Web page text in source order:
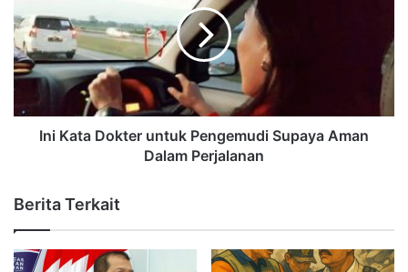
Ini Kata Dokter untuk Pengemudi Supaya Aman
Dalam Perjalanan
Berita Terkait